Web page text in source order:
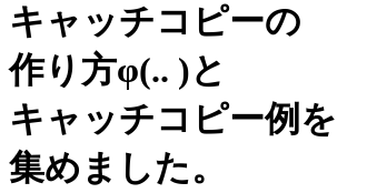
キャッチコピーの
作り方φ(.. )と
キャッチコピー例を
集めました。